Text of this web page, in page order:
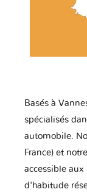
Basés à
spécialisés
automobile.
France) et
accessible
d'habitude